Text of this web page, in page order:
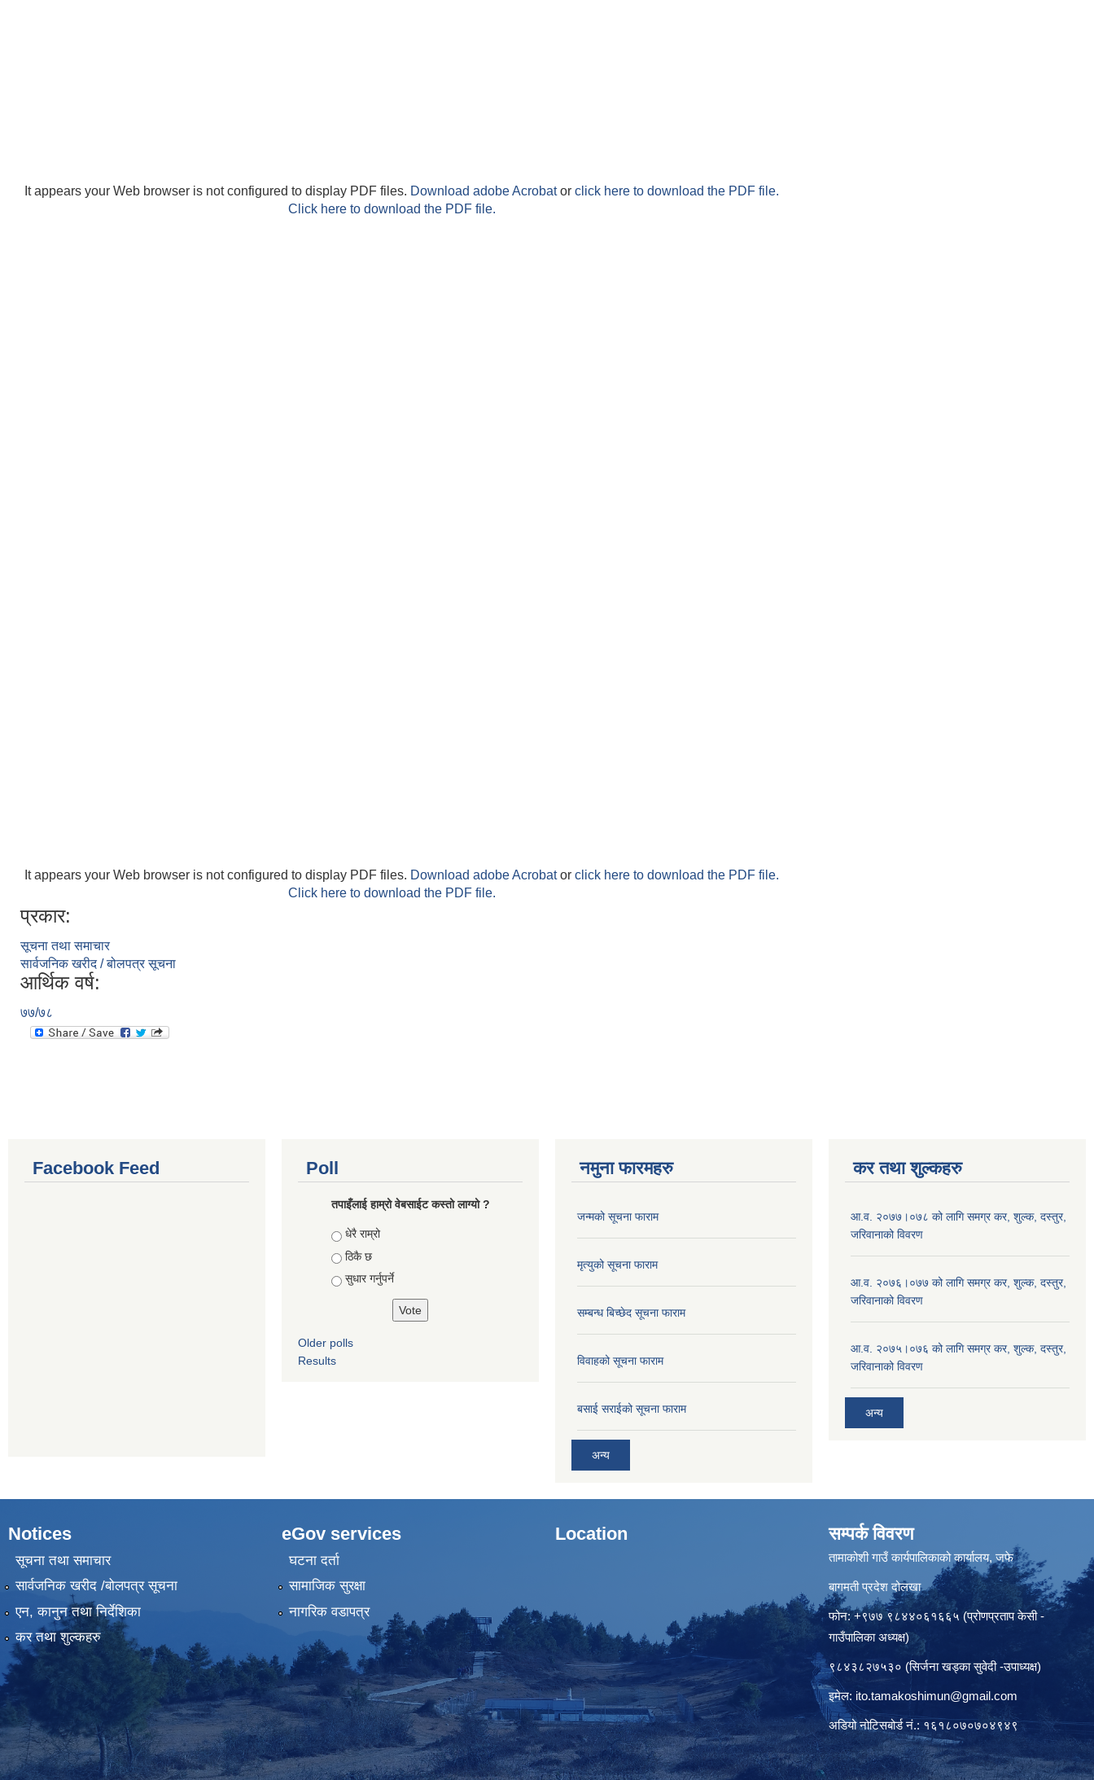
It appears your Web browser is not configured to display PDF files. Download adobe Acrobator click here to download the PDF file.
Click here to download the PDF file.
It appears your Web browser is not configured to display PDF files. Download adobe Acrobator click here to download the PDF file.
Click here to download the PDF file.
प्रकार:
सूचना तथा समाचार
सार्वजनिक खरीद / बोलपत्र सूचना
आर्थिक वर्ष:
७७/७८
Facebook Feed Poll
तपाइँलाई हाम्रो वेबसाईट कस्तो लाग्यो ?
Choices
धेरै राम्रो
ठिकै छ
सुधार गर्नुपर्ने
Older polls
Results
नमुना फारमहरु
जन्मको सूचना फाराम
मृत्युको सूचना फाराम
सम्बन्ध बिच्छेद सूचना फाराम
विवाहको सूचना फाराम
बसाई सराईको सूचना फाराम
अन्य
कर तथा शुल्कहरु
आ.व. २०७७।०७८ को लागि समग्र कर, शुल्क, दस्तुर,
जरिवानाको विवरण
आ.व. २०७६।०७७ को लागि समग्र कर, शुल्क, दस्तुर,
जरिवानाको विवरण
आ.व. २०७५।०७६ को लागि समग्र कर, शुल्क, दस्तुर,
जरिवानाको विवरण
अन्य
Notices
सूचना तथा समाचार
सार्वजनिक खरीद /बोलपत्र सूचना
एन, कानुन तथा निर्देशिका
कर तथा शुल्कहरु
eGov services
घटना दर्ता
सामाजिक सुरक्षा
नागरिक वडापत्र
Location सम्पर्क विवरण
तामाकोशी गाउँ कार्यपालिकाको कार्यालय, जफे
बागमती प्रदेश दोलखा
फोन: +९७७ ९८४४०६१६६५ (प्रोणप्रताप केसी -
गाउँपालिका अध्यक्ष)
९८४३८२७५३० (सिर्जना खड्का सुवेदी -उपाध्यक्ष)
इमेल: ito.tamakoshimun@gmail.com
अडियो नोटिसबोर्ड नं.: १६१८०७०७०४९४९